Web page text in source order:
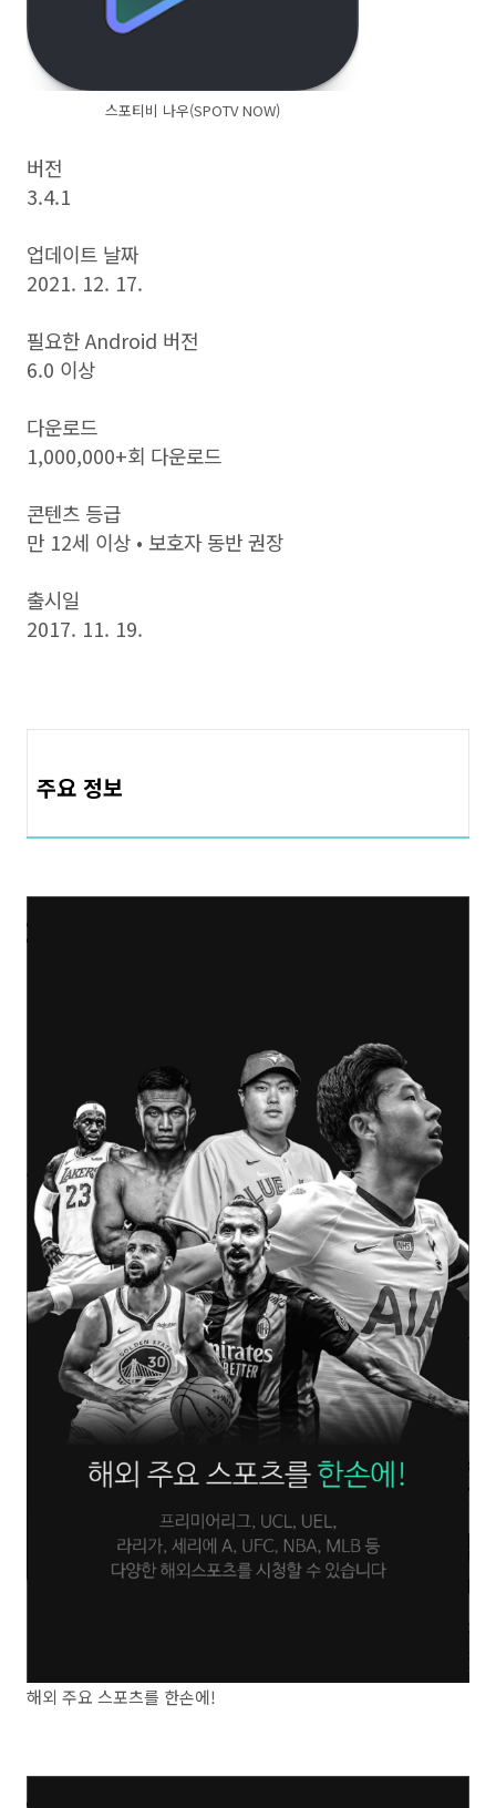
스포티비 나우(SPOTV NOW)
버전
3.4.1
업데이트 날짜
2021. 12. 17.
필요한 Android 버전
6.0 이상
다운로드
1,000,000+회 다운로드
콘텐츠 등급
만 12세 이상 • 보호자 동반 권장
출시일
2017. 11. 19.
주요 정보
해외 주요 스포츠를 한손에!